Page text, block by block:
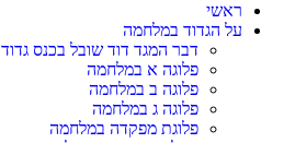
ראשי
על הגדוד במלחמה
דבר המגד דוד שובל בכנס גדוד
פלוגה א במלחמה
פלוגה ב במלחמה
פלוגה ג במלחמה
פלוגת מפקדה במלחמה